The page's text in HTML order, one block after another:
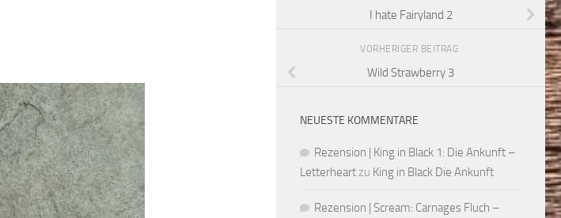
I hate Fairyland 2
VORHERIGER BEITRAG
Wild Strawberry 3
NEUESTE KOMMENTARE
Rezension | King in Black 1: Die Ankunft –
Letterheartzu King in Black Die Ankunft
Rezension | Scream: Carnages Fluch –